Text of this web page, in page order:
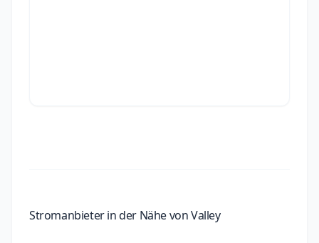
Stromanbieter in der Nähe von Valley